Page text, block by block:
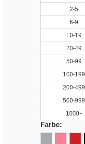
2-5
6-9
10-19
20-49
50-99
100-199
200-499
500-999
1000+
Farbe: